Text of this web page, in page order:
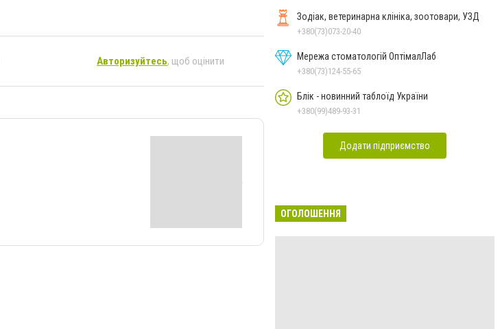
Авторизуйтесь, щоб оцінити
Зодіак, ветеринарна клініка, зоотовари, УЗД
+380(73)073-20-40
Мережа стоматологій ОптімалЛаб
+380(73)124-55-65
Блік - новинний таблоїд України
+380(99)489-93-31
Додати підприємство
ОГОЛОШЕННЯ